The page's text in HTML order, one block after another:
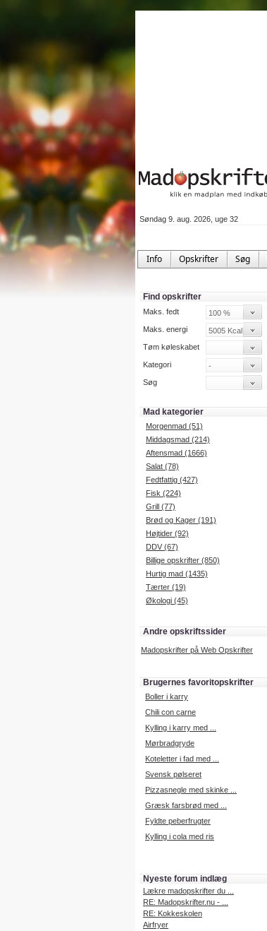
Søndag 9. aug. 2026, uge 32
Info Opskrifter Søg
Find opskrifter
Maks. fedt
Maks. energi
Tøm køleskabet
Kategori
Søg
Mad kategorier
Morgenmad (51)
Middagsmad (214)
Aftensmad (1666)
Salat (78)
Fedtfattig (427)
Fisk (224)
Grill (77)
Brød og Kager (191)
Højtider (92)
DDV (67)
Billige opskrifter (850)
Hurtig mad (1435)
Tærter (19)
Økologi (45)
Andre opskriftssider
Madopskrifter på Web Opskrifter
Brugernes favoritopskrifter
Boller i karry
Chili con carne
Kylling i karry med ...
Mørbradgryde
Koteletter i fad med ...
Svensk pølseret
Pizzasnegle med skinke ...
Græsk farsbrød med ...
Fyldte peberfrugter
Kylling i cola med ris
Nyeste forum indlæg
Lækre madopskrifter du ...
RE: Madopskrifter.nu - ...
RE: Kokkeskolen
Airfryer